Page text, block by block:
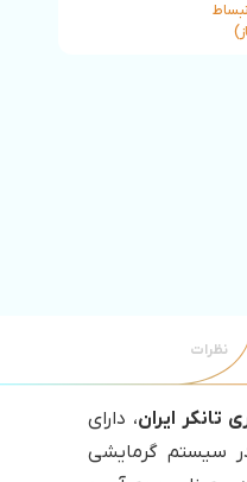
نظرات
، دارای
سیستم گرمایشی